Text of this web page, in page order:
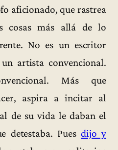
aficionado, que rastrea
cosas más allá de lo
No es un escritor
artista convencional.
Más que
aspira a incitar al
de su vida le daban el
detestaba. Puesdijo y